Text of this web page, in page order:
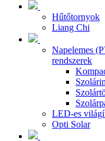
Hűtőtornyok
Liang Chi
Napelemes
rendszerek
LED-es
Opti Solar